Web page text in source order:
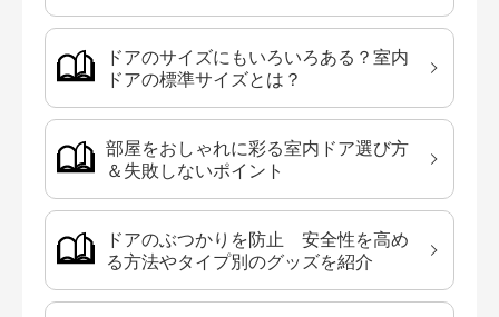
ドアのサイズにもいろいろある？室内
ドアの標準サイズとは？
部屋をおしゃれに彩る室内ドア選び方
＆失敗しないポイント
ドアのぶつかりを防止 安全性を高め
る方法やタイプ別のグッズを紹介